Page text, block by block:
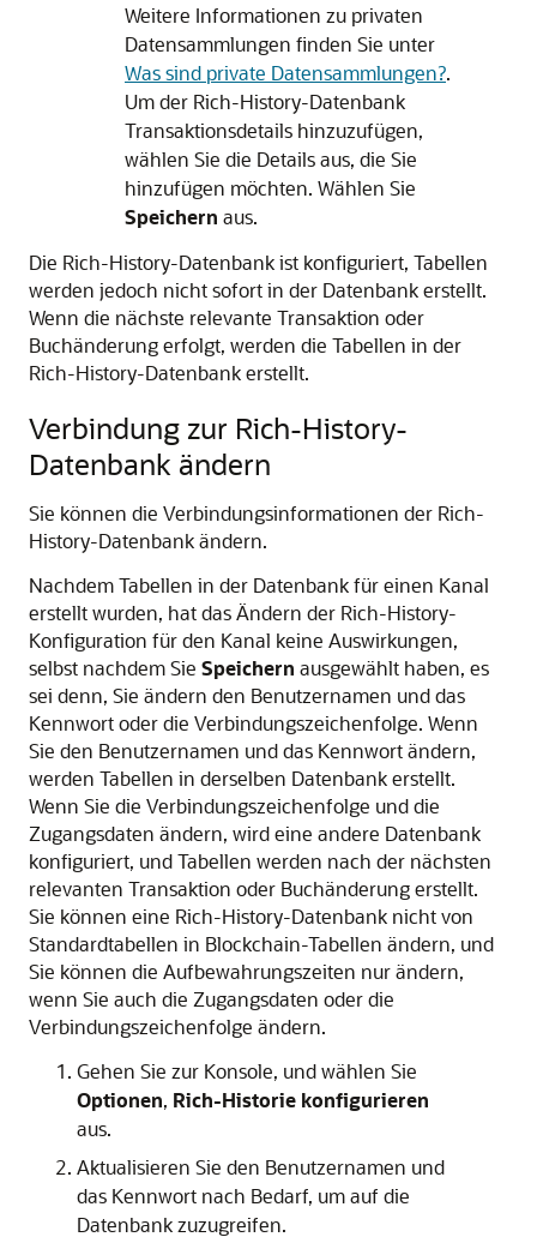
Weitere Informationen zu privaten
Datensammlungen finden Sie unter
Was sind private Datensammlungen?.
Um der Rich-History-Datenbank
Transaktionsdetails hinzuzufügen,
wählen Sie die Details aus, die Sie
hinzufügen möchten. Wählen Sie
Speichern aus.
Die Rich-History-Datenbank ist konfiguriert, Tabellen
werden jedoch nicht sofort in der Datenbank erstellt.
Wenn die nächste relevante Transaktion oder
Buchänderung erfolgt, werden die Tabellen in der
Rich-History-Datenbank erstellt.
Verbindung zur Rich-History-
Datenbank ändern
Sie können die Verbindungsinformationen der Rich-
History-Datenbank ändern.
Nachdem Tabellen in der Datenbank für einen Kanal
erstellt wurden, hat das Ändern der Rich-History-
Konfiguration für den Kanal keine Auswirkungen,
selbst nachdem Sie Speichern ausgewählt haben, es
sei denn, Sie ändern den Benutzernamen und das
Kennwort oder die Verbindungszeichenfolge. Wenn
Sie den Benutzernamen und das Kennwort ändern,
werden Tabellen in derselben Datenbank erstellt.
Wenn Sie die Verbindungszeichenfolge und die
Zugangsdaten ändern, wird eine andere Datenbank
konfiguriert, und Tabellen werden nach der nächsten
relevanten Transaktion oder Buchänderung erstellt.
Sie können eine Rich-History-Datenbank nicht von
Standardtabellen in Blockchain-Tabellen ändern, und
Sie können die Aufbewahrungszeiten nur ändern,
wenn Sie auch die Zugangsdaten oder die
Verbindungszeichenfolge ändern.
Gehen Sie zur Konsole, und wählen Sie
Optionen, Rich-Historie konfigurieren
aus.
Aktualisieren Sie den Benutzernamen und
das Kennwort nach Bedarf, um auf die
Datenbank zuzugreifen.